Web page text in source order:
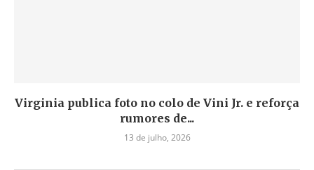
Virginia publica foto no colo de Vini Jr. e reforça
rumores de...
13 de julho, 2026